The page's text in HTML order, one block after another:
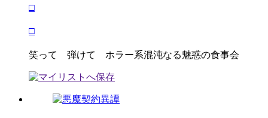
□
□
笑って 弾けて ホラー系混沌なる魅惑の食事会